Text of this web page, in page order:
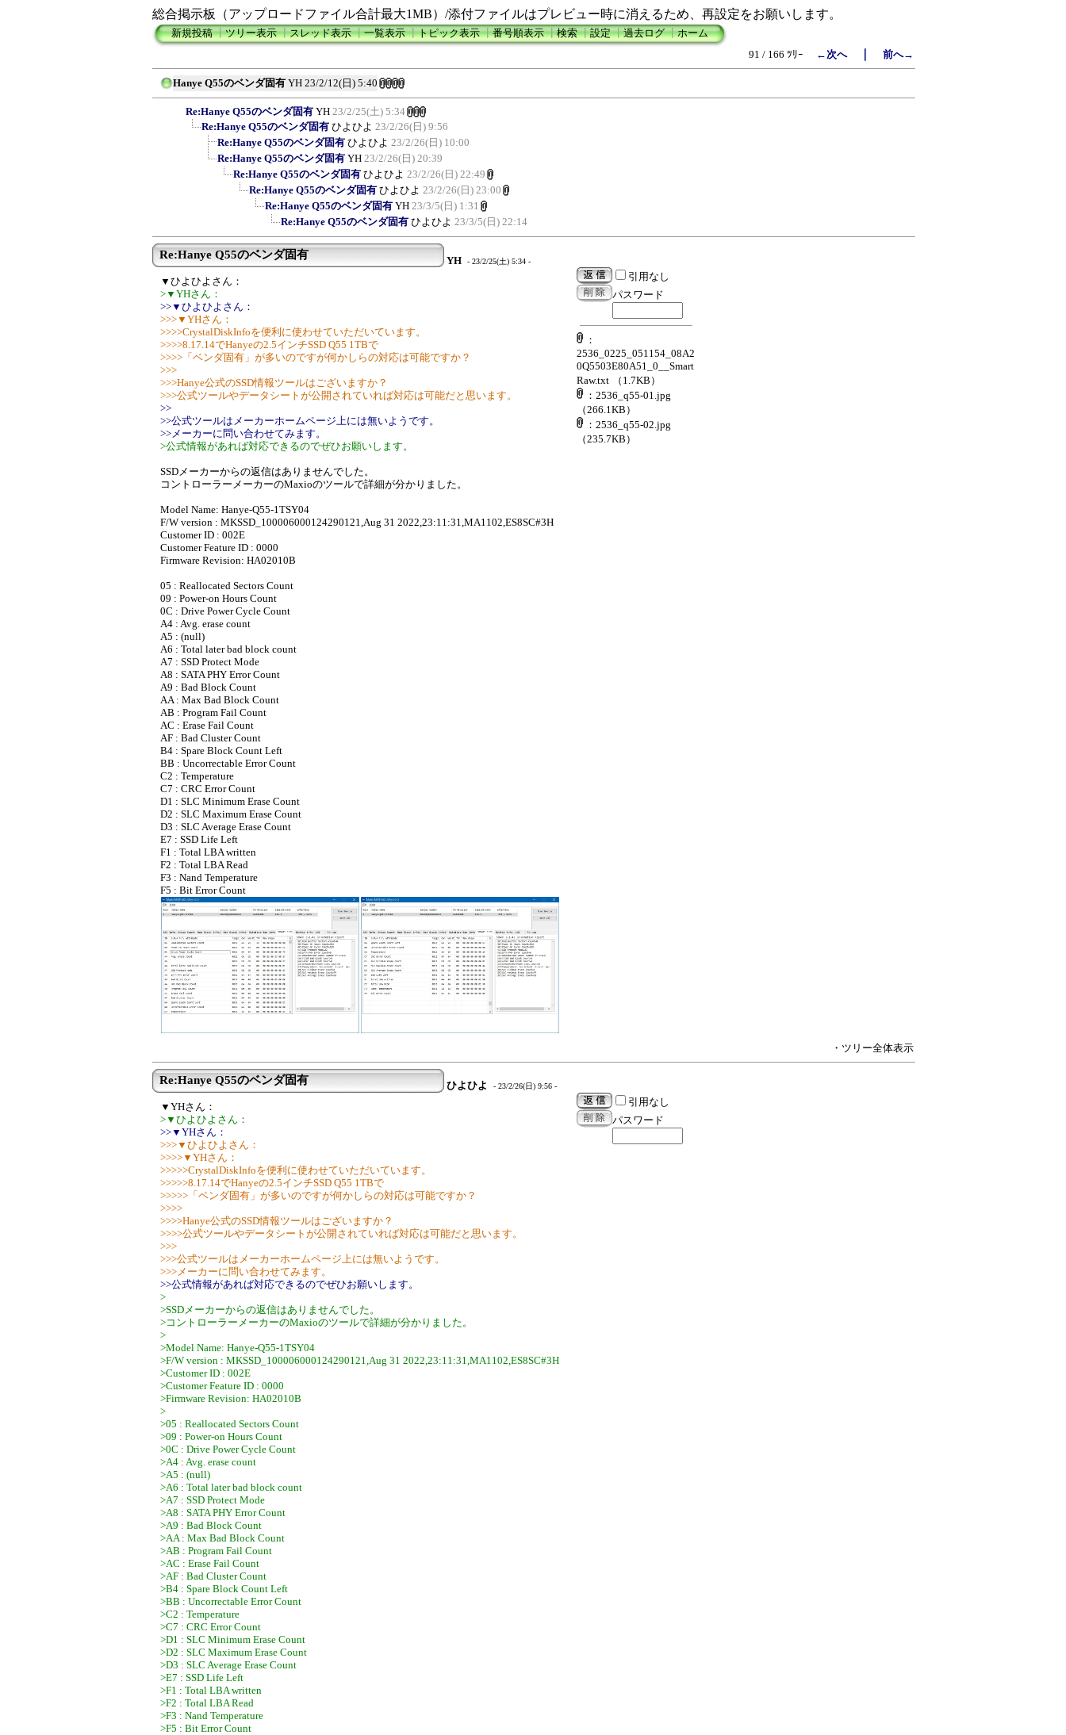
総合掲示板（アップロードファイル合計最大1MB）/添付ファイルはプレビュー時に消えるため、再設定をお願いします。
新規投稿┃ツリー表示┃スレッド表示┃一覧表示┃トピック表示┃番号順表示┃検索┃設定┃過去ログ┃ホーム
91 / 166 ﾂﾘｰ
←次へ｜ 前へ→
Hanye Q55のベンダ固有 YH 23/2/12(日) 5:40
Re:Hanye Q55のベンダ固有 YH 23/2/25(土) 5:34
Re:Hanye Q55のベンダ固有 ひよひよ 23/2/26(日) 9:56
Re:Hanye Q55のベンダ固有 ひよひよ 23/2/26(日) 10:00
Re:Hanye Q55のベンダ固有 YH 23/2/26(日) 20:39
Re:Hanye Q55のベンダ固有 ひよひよ 23/2/26(日) 22:49
Re:Hanye Q55のベンダ固有 ひよひよ 23/2/26(日) 23:00
Re:Hanye Q55のベンダ固有 YH 23/3/5(日) 1:31
Re:Hanye Q55のベンダ固有 ひよひよ 23/3/5(日) 22:14
Re:Hanye Q55のベンダ固有 YH - 23/2/25(土) 5:34 -
▼ひよひよさん：
>▼YHさん：
>>▼ひよひよさん：
>>>▼YHさん：
>>>>CrystalDiskInfoを便利に使わせていただいています。
>>>>8.17.14でHanyeの2.5インチSSD Q55 1TBで
>>>>「ベンダ固有」が多いのですが何かしらの対応は可能ですか？
>>>
>>>Hanye公式のSSD情報ツールはございますか？
>>>公式ツールやデータシートが公開されていれば対応は可能だと思います。
>>
>>公式ツールはメーカーホームページ上には無いようです。
>>メーカーに問い合わせてみます。
>公式情報があれば対応できるのでぜひお願いします。
SSDメーカーからの返信はありませんでした。
コントローラーメーカーのMaxioのツールで詳細が分かりました。
Model Name: Hanye-Q55-1TSY04
F/W version : MKSSD_100006000124290121,Aug 31 2022,23:11:31,MA1102,ES8SC#3H
Customer ID : 002E
Customer Feature ID : 0000
Firmware Revision: HA02010B
05 : Reallocated Sectors Count
09 : Power-on Hours Count
0C : Drive Power Cycle Count
A4 : Avg. erase count
A5 : (null)
A6 : Total later bad block count
A7 : SSD Protect Mode
A8 : SATA PHY Error Count
A9 : Bad Block Count
AA : Max Bad Block Count
AB : Program Fail Count
AC : Erase Fail Count
AF : Bad Cluster Count
B4 : Spare Block Count Left
BB : Uncorrectable Error Count
C2 : Temperature
C7 : CRC Error Count
D1 : SLC Minimum Erase Count
D2 : SLC Maximum Erase Count
D3 : SLC Average Erase Count
E7 : SSD Life Left
F1 : Total LBA written
F2 : Total LBA Read
F3 : Nand Temperature
F5 : Bit Error Count
引用なし
パスワード
：
2536_0225_051154_08A2
0Q5503E80A51_0__Smart
Raw.txt
（1.7KB）
：2536_q55-01.jpg
（266.1KB）
：2536_q55-02.jpg
（235.7KB）
・ツリー全体表示
Re:Hanye Q55のベンダ固有 ひよひよ - 23/2/26(日) 9:56 -
▼YHさん：
>▼ひよひよさん：
>>▼YHさん：
>>>▼ひよひよさん：
>>>>▼YHさん：
>>>>>CrystalDiskInfoを便利に使わせていただいています。
>>>>>8.17.14でHanyeの2.5インチSSD Q55 1TBで
>>>>>「ベンダ固有」が多いのですが何かしらの対応は可能ですか？
>>>>
>>>>Hanye公式のSSD情報ツールはございますか？
>>>>公式ツールやデータシートが公開されていれば対応は可能だと思います。
>>>
>>>公式ツールはメーカーホームページ上には無いようです。
>>>メーカーに問い合わせてみます。
>>公式情報があれば対応できるのでぜひお願いします。
>
>SSDメーカーからの返信はありませんでした。
>コントローラーメーカーのMaxioのツールで詳細が分かりました。
>
>Model Name: Hanye-Q55-1TSY04
>F/W version : MKSSD_100006000124290121,Aug 31 2022,23:11:31,MA1102,ES8SC#3H
>Customer ID : 002E
>Customer Feature ID : 0000
>Firmware Revision: HA02010B
>
>05 : Reallocated Sectors Count
>09 : Power-on Hours Count
>0C : Drive Power Cycle Count
>A4 : Avg. erase count
>A5 : (null)
>A6 : Total later bad block count
>A7 : SSD Protect Mode
>A8 : SATA PHY Error Count
>A9 : Bad Block Count
>AA : Max Bad Block Count
>AB : Program Fail Count
>AC : Erase Fail Count
>AF : Bad Cluster Count
>B4 : Spare Block Count Left
>BB : Uncorrectable Error Count
>C2 : Temperature
>C7 : CRC Error Count
>D1 : SLC Minimum Erase Count
>D2 : SLC Maximum Erase Count
>D3 : SLC Average Erase Count
>E7 : SSD Life Left
>F1 : Total LBA written
>F2 : Total LBA Read
>F3 : Nand Temperature
>F5 : Bit Error Count
引用なし
パスワード